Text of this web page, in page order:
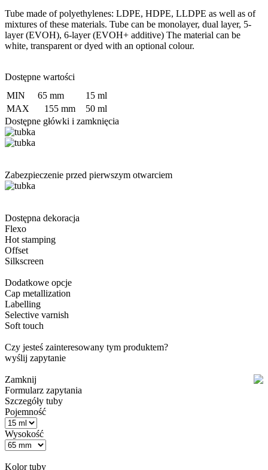
Tube made of polyethylenes: LDPE, HDPE, LLDPE as well as of
mixtures of these materials. Tube can be monolayer, dual layer, 5-
layer (EVOH), 6-layer (EVOH+ additive) The material can be
white, transparent or dyed with an optional colour.
Dostępne wartości
MIN
65 mm
15 ml
MAX
155 mm
50 ml
Dostępne główki i zamknięcia
Zabezpieczenie przed pierwszym otwarciem
Dostępna dekoracja
Flexo
Hot stamping
Offset
Silkscreen
Dodatkowe opcje
Cap metallization
Labelling
Selective varnish
Soft touch
Czy jesteś zainteresowany tym produktem?
wyślij zapytanie
Zamknij
Formularz zapytania
Szczegóły tuby
Pojemność
Wysokość
Kolor tuby